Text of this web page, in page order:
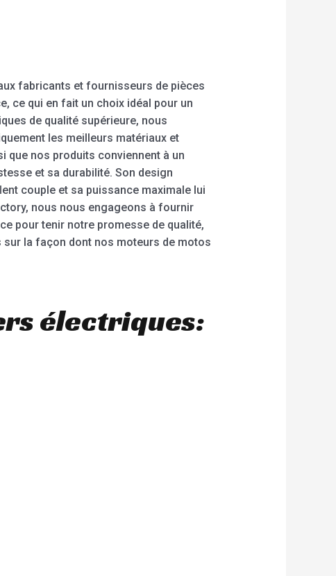
fabricants et fournisseurs de pièces
ce qui en fait un choix idéal pour un
de qualité supérieure, nous
les meilleurs matériaux et
que nos produits conviennent à un
et sa durabilité. Son design
couple et sa puissance maximale lui
nous nous engageons à fournir
pour tenir notre promesse de qualité,
sur la façon dont nos moteurs de motos
électriques: